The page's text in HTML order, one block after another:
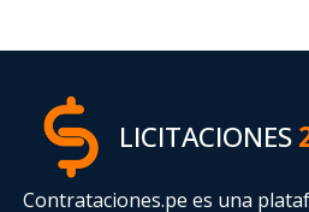
LICITACIONES
Contrataciones.pe es una